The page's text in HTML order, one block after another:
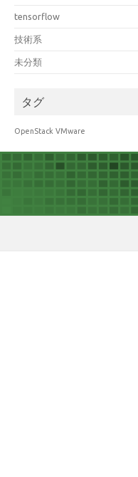
tensorflow
技術系
未分類
タグ
OpenStack VMware